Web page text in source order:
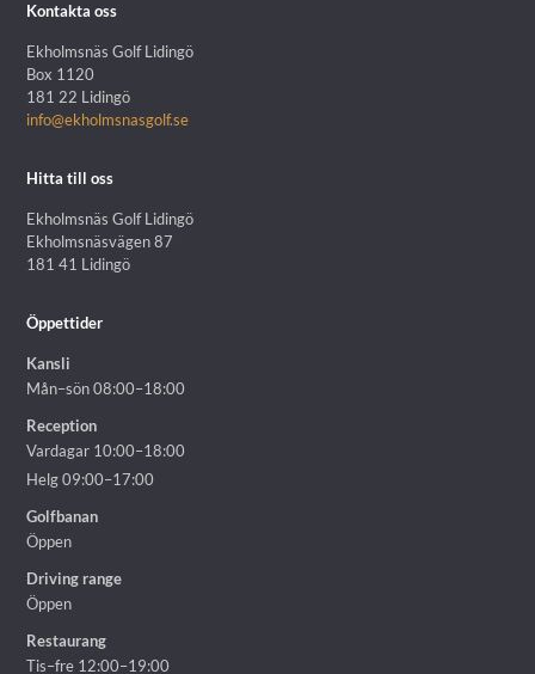
Kontakta oss
Ekholmsnäs Golf Lidingö
Box 1120
181 22 Lidingö
info@ekholmsnasgolf.se
Hitta till oss
Ekholmsnäs Golf Lidingö
Ekholmsnäsvägen 87
181 41 Lidingö
Öppettider
Kansli
Mån–sön 08:00–18:00
Reception
Vardagar 10:00–18:00
Helg 09:00–17:00
Golfbanan
Öppen
Driving range
Öppen
Restaurang
Tis–fre 12:00–19:00